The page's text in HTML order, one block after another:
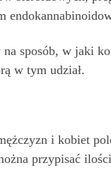
sposób, w jaki
w tym udział.
i kobiet
przypisać